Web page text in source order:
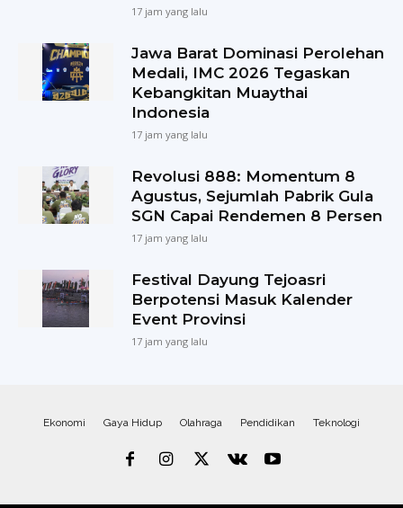
17 jam yang lalu
Jawa Barat Dominasi Perolehan
Medali, IMC 2026 Tegaskan
Kebangkitan Muaythai
Indonesia
17 jam yang lalu
Revolusi 888: Momentum 8
Agustus, Sejumlah Pabrik Gula
SGN Capai Rendemen 8 Persen
17 jam yang lalu
Festival Dayung Tejoasri
Berpotensi Masuk Kalender
Event Provinsi
17 jam yang lalu
Ekonomi Gaya Hidup Olahraga Pendidikan Teknologi